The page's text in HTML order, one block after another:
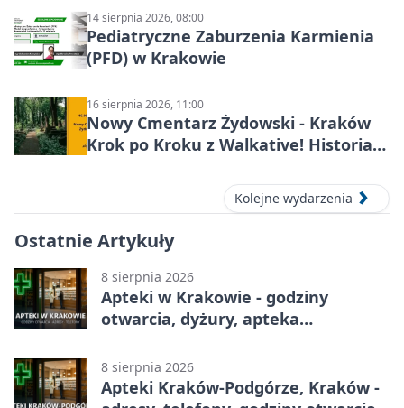
14 sierpnia 2026, 08:00
Pediatryczne Zaburzenia Karmienia
(PFD) w Krakowie
16 sierpnia 2026, 11:00
Nowy Cmentarz Żydowski - Kraków
Krok po Kroku z Walkative! Historia
Kolejne wydarzenia
Ostatnie Artykuły
8 sierpnia 2026
Apteki w Krakowie - godziny
otwarcia, dyżury, apteka
8 sierpnia 2026
Apteki Kraków-Podgórze, Kraków -